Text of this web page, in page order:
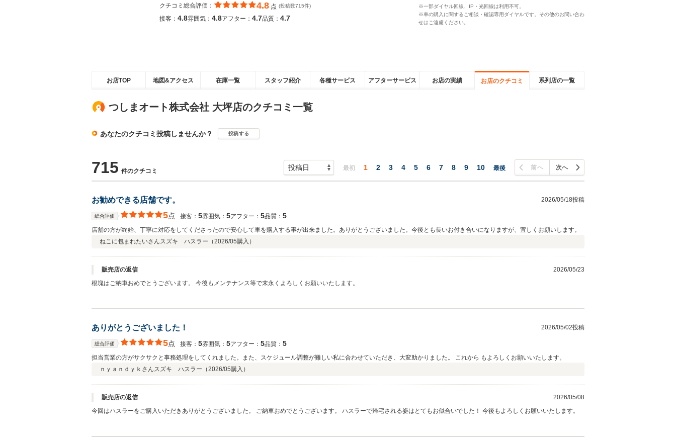
クチコミ総合評価： 4.8 点 (投稿数715件)
接客： 4.8雰囲気： 4.8アフター： 4.7品質： 4.7
※一部ダイヤル回線、IP・光回線は利用不可。
※車の購入に関するご相談・確認専用ダイヤルです。その他のお問い合わ
せはご遠慮ください。
お店TOP 地図&アクセス 在庫一覧 スタッフ紹介 各種サービス アフターサービス お店の実績 お店のクチコミ 系列店の一覧
つしまオート株式会社 大坪店のクチコミ一覧
あなたのクチコミ投稿しませんか？ 投稿する
715 件のクチコミ 最初 1 2 3 4 5 6 7 8 9 10 最後 前へ 次へ
お勧めできる店舗です。 2026/05/18投稿
総合評価 5点 接客： 5雰囲気： 5アフター： 5品質： 5
店舗の方が終始、丁寧に対応をしてくださったので安心して車を購入する事が出来ました。ありがとうございました。今後とも長いお付き合いになりますが、宜しくお願いします。
ねこに包まれたいさんスズキ ハスラー（2026/05購入）
販売店の返信
2026/05/23
根塊はご納車おめでとうございます。 今後もメンテナンス等で末永くよろしくお願いいたします。
ありがとうございました！ 2026/05/02投稿
総合評価 5点 接客： 5雰囲気： 5アフター： 5品質： 5
担当営業の方がサクサクと事務処理をしてくれました。また、スケジュール調整が難しい私に合わせていただき、大変助かりました。 これから もよろしくお願いいたします。
ｎｙａｎｄｙｋさんスズキ ハスラー（2026/05購入）
販売店の返信
2026/05/08
今回はハスラーをご購入いただきありがとうございました。 ご納車おめでとうございます。 ハスラーで帰宅される姿はとてもお似合いでした！ 今後もよろしくお願いいたします。